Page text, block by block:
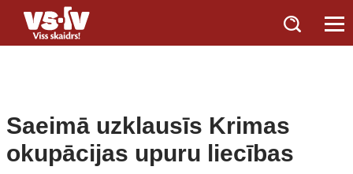
Saeimā uzklausīs Krimas
okupācijas upuru liecības